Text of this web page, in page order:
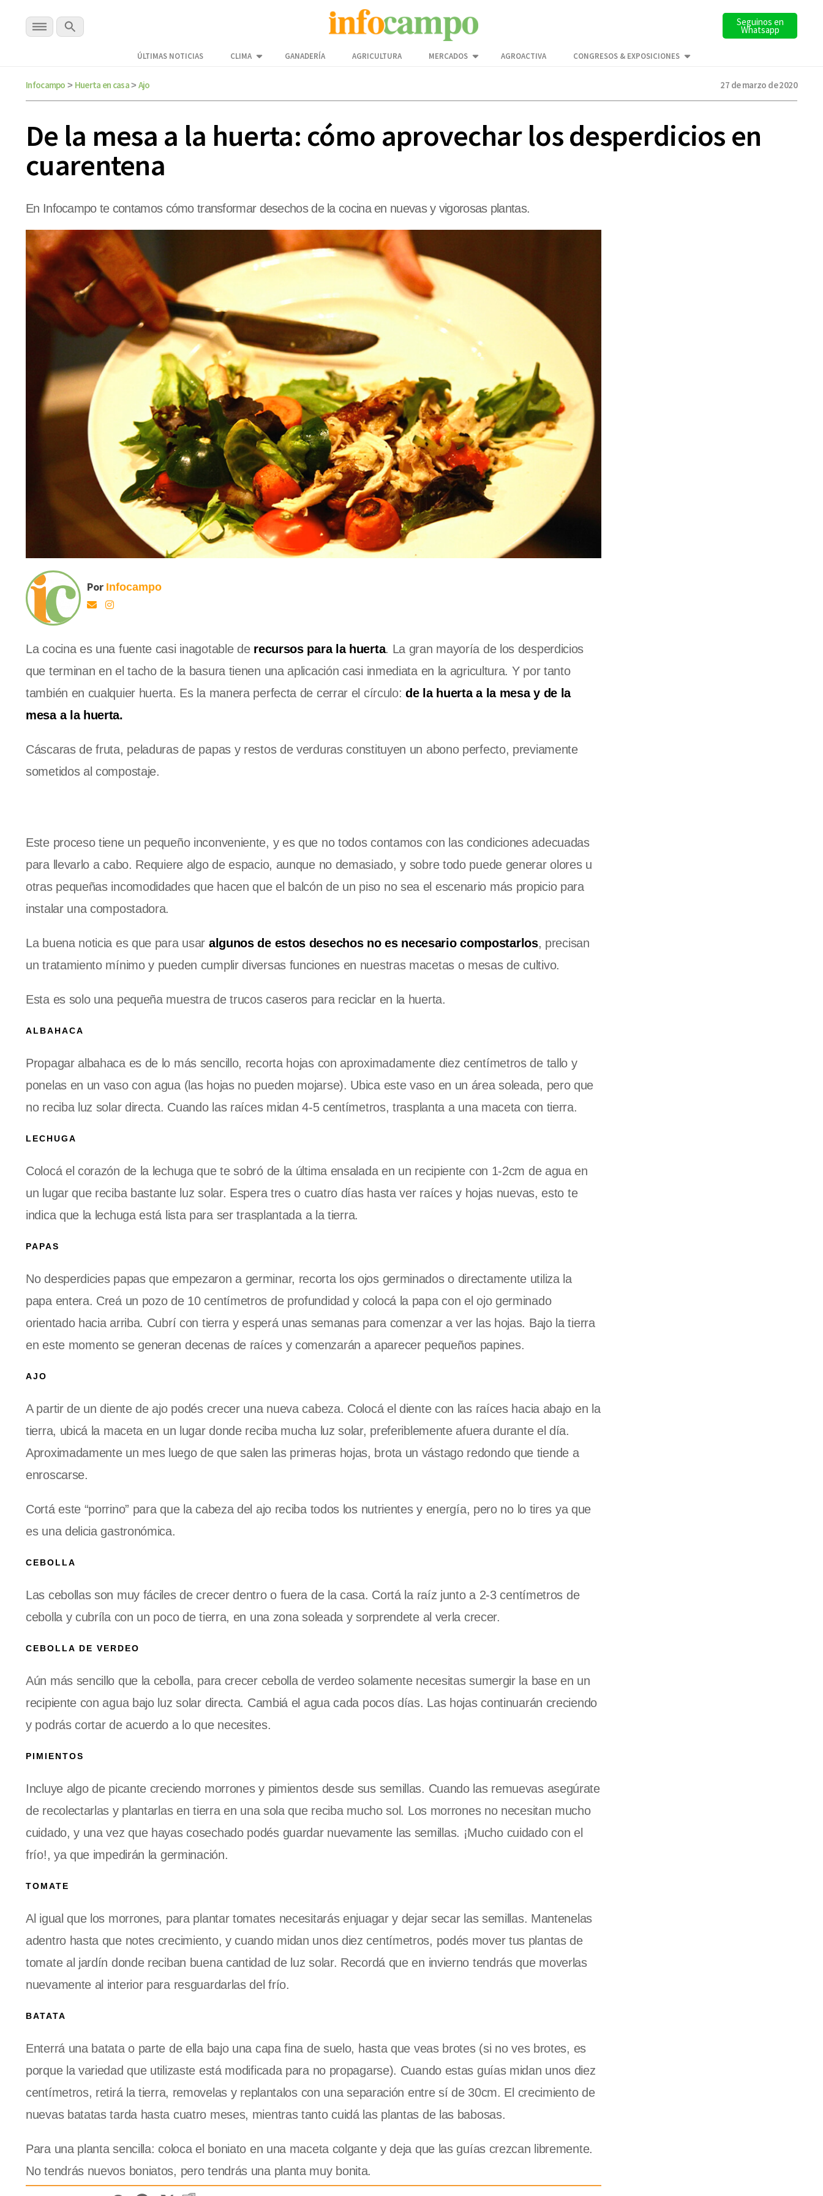
Seguinos en
Whatsapp
ÚLTIMAS NOTICIAS CLIMA GANADERÍA AGRICULTURA MERCADOS AGROACTIVA CONGRESOS & EXPOSICIONES
Infocampo > Huerta en casa> Ajo 27 de marzo de 2020
De la mesa a la huerta: cómo aprovechar los desperdicios en
cuarentena
En Infocampo te contamos cómo transformar desechos de la cocina en nuevas y vigorosas plantas.
Por Infocampo
La cocina es una fuente casi inagotable de recursos para la huerta. La gran mayoría de los desperdicios
que terminan en el tacho de la basura tienen una aplicación casi inmediata en la agricultura. Y por tanto
también en cualquier huerta. Es la manera perfecta de cerrar el círculo:de la huerta a la mesa y de la
mesa a la huerta.
Cáscaras de fruta, peladuras de papas y restos de verduras constituyen un abono perfecto, previamente
sometidos al compostaje.
Este proceso tiene un pequeño inconveniente, y es que no todos contamos con las condiciones adecuadas
para llevarlo a cabo. Requiere algo de espacio, aunque no demasiado, y sobre todo puede generar olores u
otras pequeñas incomodidades que hacen que el balcón de un piso no sea el escenario más propicio para
instalar una compostadora.
La buena noticia es que para usar algunos de estos desechos no es necesario compostarlos, precisan
un tratamiento mínimo y pueden cumplir diversas funciones en nuestras macetas o mesas de cultivo.
Esta es solo una pequeña muestra de trucos caseros para reciclar en la huerta.
ALBAHACA
Propagar albahaca es de lo más sencillo, recorta hojas con aproximadamente diez centímetros de tallo y
ponelas en un vaso con agua (las hojas no pueden mojarse). Ubica este vaso en un área soleada, pero que
no reciba luz solar directa. Cuando las raíces midan 4-5 centímetros, trasplanta a una maceta con tierra.
LECHUGA
Colocá el corazón de la lechuga que te sobró de la última ensalada en un recipiente con 1-2cm de agua en
un lugar que reciba bastante luz solar. Espera tres o cuatro días hasta ver raíces y hojas nuevas, esto te
indica que la lechuga está lista para ser trasplantada a la tierra.
PAPAS
No desperdicies papas que empezaron a germinar, recorta los ojos germinados o directamente utiliza la
papa entera. Creá un pozo de 10 centímetros de profundidad y colocá la papa con el ojo germinado
orientado hacia arriba. Cubrí con tierra y esperá unas semanas para comenzar a ver las hojas. Bajo la tierra
en este momento se generan decenas de raíces y comenzarán a aparecer pequeños papines.
AJO
A partir de un diente de ajo podés crecer una nueva cabeza. Colocá el diente con las raíces hacia abajo en la
tierra, ubicá la maceta en un lugar donde reciba mucha luz solar, preferiblemente afuera durante el día.
Aproximadamente un mes luego de que salen las primeras hojas, brota un vástago redondo que tiende a
enroscarse.
Cortá este “porrino” para que la cabeza del ajo reciba todos los nutrientes y energía, pero no lo tires ya que
es una delicia gastronómica.
CEBOLLA
Las cebollas son muy fáciles de crecer dentro o fuera de la casa. Cortá la raíz junto a 2-3 centímetros de
cebolla y cubríla con un poco de tierra, en una zona soleada y sorprendete al verla crecer.
CEBOLLA DE VERDEO
Aún más sencillo que la cebolla, para crecer cebolla de verdeo solamente necesitas sumergir la base en un
recipiente con agua bajo luz solar directa. Cambiá el agua cada pocos días. Las hojas continuarán creciendo
y podrás cortar de acuerdo a lo que necesites.
PIMIENTOS
Incluye algo de picante creciendo morrones y pimientos desde sus semillas. Cuando las remuevas asegúrate
de recolectarlas y plantarlas en tierra en una sola que reciba mucho sol. Los morrones no necesitan mucho
cuidado, y una vez que hayas cosechado podés guardar nuevamente las semillas. ¡Mucho cuidado con el
frío!, ya que impedirán la germinación.
TOMATE
Al igual que los morrones, para plantar tomates necesitarás enjuagar y dejar secar las semillas. Mantenelas
adentro hasta que notes crecimiento, y cuando midan unos diez centímetros, podés mover tus plantas de
tomate al jardín donde reciban buena cantidad de luz solar. Recordá que en invierno tendrás que moverlas
nuevamente al interior para resguardarlas del frío.
BATATA
Enterrá una batata o parte de ella bajo una capa fina de suelo, hasta que veas brotes (si no ves brotes, es
porque la variedad que utilizaste está modificada para no propagarse). Cuando estas guías midan unos diez
centímetros, retirá la tierra, removelas y replantalos con una separación entre sí de 30cm. El crecimiento de
nuevas batatas tarda hasta cuatro meses, mientras tanto cuidá las plantas de las babosas.
Para una planta sencilla: coloca el boniato en una maceta colgante y deja que las guías crezcan libremente.
No tendrás nuevos boniatos, pero tendrás una planta muy bonita.